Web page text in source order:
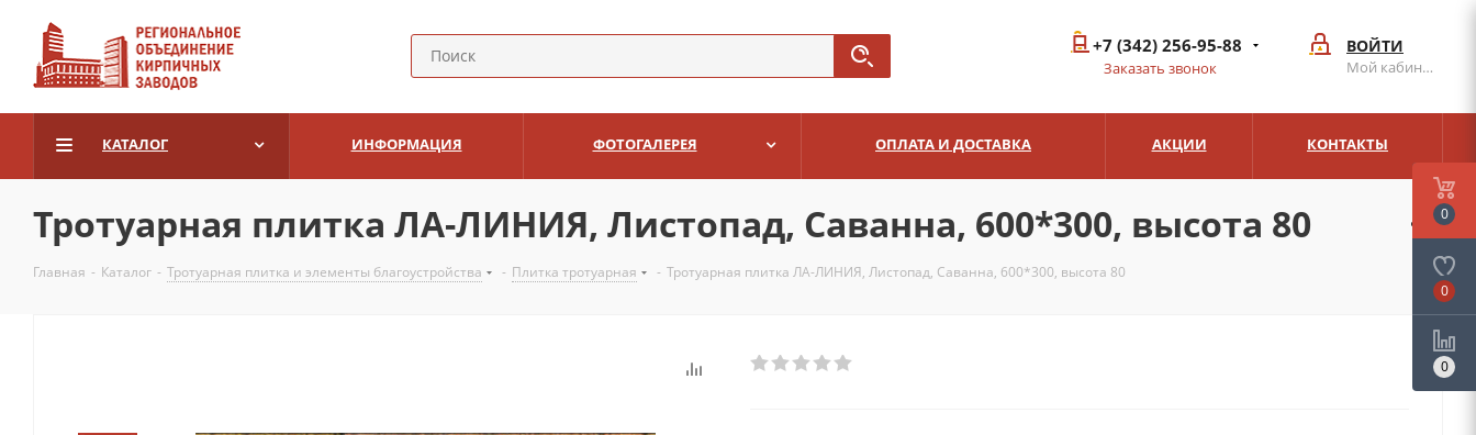
ВОЙТИ
Мой кабинет
+7 (342) 256-95-88
Заказать звонок
КАТАЛОГ ИНФОРМАЦИЯ ФОТОГАЛЕРЕЯ ОПЛАТА И ДОСТАВКА АКЦИИ КОНТАКТЫ
Тротуарная плитка ЛА-ЛИНИЯ, Листопад, Саванна, 600*300, высота 80
Главная - Каталог - Тротуарная плитка и элементы благоустройства - Плитка тротуарная - Тротуарная плитка ЛА-ЛИНИЯ, Листопад, Саванна, 600*300, высота 80
0
0
0